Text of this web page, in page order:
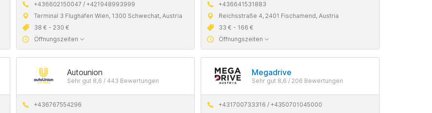
+436602150047 / +421948993999
Terminal 3 Flughafen Wien, 1300 Schwechat, Austria
38 € - 230 €
Öffnungszeiten
+436641531883
Reichsstraße 4, 2401 Fischamend, Austria
33 € - 166 €
Öffnungszeiten
Autounion
Sehr gut 8,6 / 443 Bewertungen
+436767554296
Megadrive
Sehr gut 8,6 / 206 Bewertungen
+431700733316 / +4350701045000